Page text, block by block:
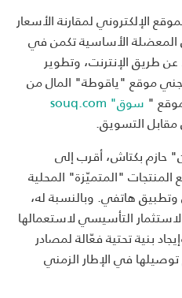
الإلكتروني لمقارنة الأسعار
المعضلة الأساسية تكمن في
طريق الإنترنت، وتطوير
موقع "ياقوطة" المال من
" سوق" souq.com
مقابل التسويق.
حازم بكتاش، أقرب إلى
المنتجات "المتميّزة" المحلية
هاتفي. وبالنسبة له،
التأسيسي لاستعمالها
بنية تحتية فعّالة لمصادر
في الإطار الزمني